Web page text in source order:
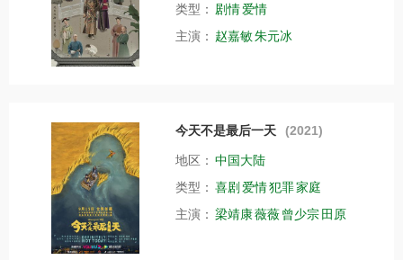
类型： 剧情爱情
主演： 赵嘉敏朱元冰
今天不是最后一天 (2021)
地区： 中国大陆
类型： 喜剧 爱情犯罪家庭
主演： 梁靖康薇薇曾少宗 田原